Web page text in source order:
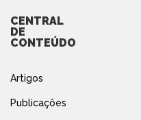
CENTRAL
DE
CONTEÚDO
Artigos
Publicações